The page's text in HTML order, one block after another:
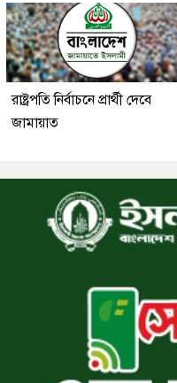
রাষ্ট্রপতি নির্বাচনে প্রার্থী দেবে
জামায়াত